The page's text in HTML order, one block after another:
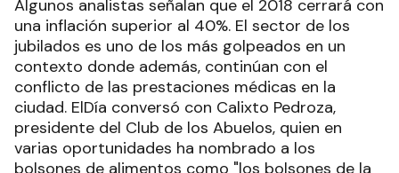
Algunos analistas señalan que el 2018 cerrará con
una inflación superior al 40%. El sector de los
jubilados es uno de los más golpeados en un
contexto donde además, continúan con el
conflicto de las prestaciones médicas en la
ciudad. ElDía conversó con Calixto Pedroza,
presidente del Club de los Abuelos, quien en
varias oportunidades ha nombrado a los